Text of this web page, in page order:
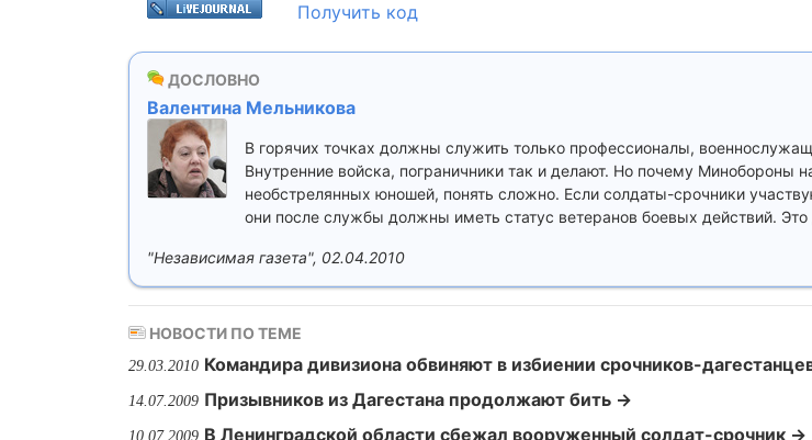
Получить код
ДОСЛОВНО
Валентина Мельникова
В горячих точках должны служить только профессионалы,
Внутренние войска, пограничники так и делают. Но почему Минобороны
необстрелянных юношей, понять сложно. Если солдаты-срочники
они после службы должны иметь статус ветеранов боевых действий.
"Независимая газета", 02.04.2010
НОВОСТИ ПО ТЕМЕ
29.03.2010 Командира дивизиона обвиняют в избиении срочников-
14.07.2009 Призывников из Дагестана продолжают бить →
10.07.2009 В Ленинградской области сбежал вооруженный солдат-срочник →